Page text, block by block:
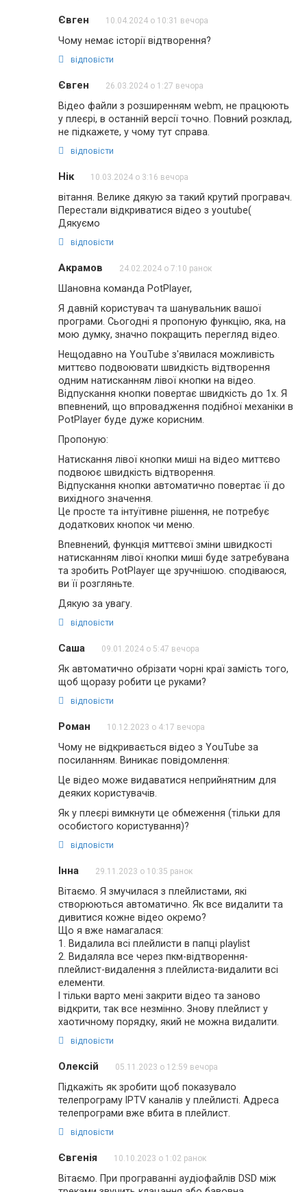
Євген 10.04.2024 о 10:31 вечора
Чому немає історії відтворення?
відповісти
Євген 26.03.2024 о 1:27 вечора
Відео файли з розширенням webm, не працюють
у плеєрі, в останній версії точно. Повний розклад,
не підкажете, у чому тут справа.
відповісти
Нік 10.03.2024 о 3:16 вечора
вітання. Велике дякую за такий крутий програвач.
Перестали відкриватися відео з youtube(
Дякуємо
відповісти
Акрамов 24.02.2024 о 7:10 ранок
Шановна команда PotPlayer,
Я давній користувач та шанувальник вашої
програми. Сьогодні я пропоную функцію, яка, на
мою думку, значно покращить перегляд відео.
Нещодавно на YouTube з'явилася можливість
миттєво подвоювати швидкість відтворення
одним натисканням лівої кнопки на відео.
Відпускання кнопки повертає швидкість до 1x. Я
впевнений, що впровадження подібної механіки в
PotPlayer буде дуже корисним.
Пропоную:
Натискання лівої кнопки миші на відео миттєво
подвоює швидкість відтворення.
Відпускання кнопки автоматично повертає її до
вихідного значення.
Це просте та інтуїтивне рішення, не потребує
додаткових кнопок чи меню.
Впевнений, функція миттєвої зміни швидкості
натисканням лівої кнопки миші буде затребувана
та зробить PotPlayer ще зручнішою. сподіваюся,
ви її розгляньте.
Дякую за увагу.
відповісти
Саша 09.01.2024 о 5:47 вечора
Як автоматично обрізати чорні краї замість того,
щоб щоразу робити це руками?
відповісти
Роман 10.12.2023 о 4:17 вечора
Чому не відкривається відео з YouTube за
посиланням. Виникає повідомлення:
Це відео може видаватися неприйнятним для
деяких користувачів.
Як у плеєрі вимкнути це обмеження (тільки для
особистого користування)?
відповісти
Інна 29.11.2023 о 10:35 ранок
Вітаємо. Я змучилася з плейлистами, які
створюються автоматично. Як все видалити та
дивитися кожне відео окремо?
Що я вже намагалася:
1. Видалила всі плейлисти в папці playlist
2. Видаляла все через пкм-відтворення-
плейлист-видалення з плейлиста-видалити всі
елементи.
І тільки варто мені закрити відео та заново
відкрити, так все незмінно. Знову плейлист у
хаотичному порядку, який не можна видалити.
відповісти
Олексій 05.11.2023 о 12:59 вечора
Підкажіть як зробити щоб показувало
телепрограму IPTV каналів у плейлисті. Адреса
телепрограми вже вбита в плейлист.
відповісти
Євгенія 10.10.2023 о 1:02 ранок
Вітаємо. При програванні аудіофайлів DSD між